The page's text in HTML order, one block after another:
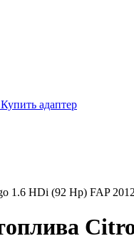
Купить адаптер
1.6 HDi (92 Hp) FAP